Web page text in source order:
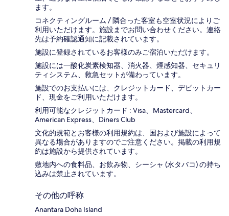
ます。
コネクティングルーム / 隣合った客室も空室状況によりご
利用いただけます。施設までお問い合わせください。連絡
先は予約確認通知に記載されています。
施設に登録されているお客様のみご宿泊いただけます。
施設には一酸化炭素検知器、消火器、煙感知器、セキュリ
ティシステム、救急セットが備わっています。
施設でのお支払いには、クレジットカード、デビットカー
ド、現金をご利用いただけます。
利用可能なクレジットカード : Visa、Mastercard、
American Express、Diners Club
文化的規範とお客様の利用規約は、国および施設によって
異なる場合がありますのでご注意ください。掲載の利用規
約は施設から提供されています。
敷地内への食料品、お飲み物、シーシャ (水タバコ) の持ち
込みは禁止されています。
その他の呼称
Anantara Doha Island